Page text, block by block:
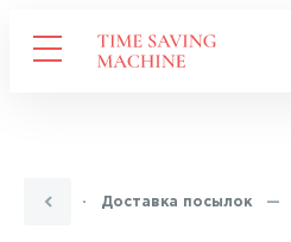
— Доставка посылок —